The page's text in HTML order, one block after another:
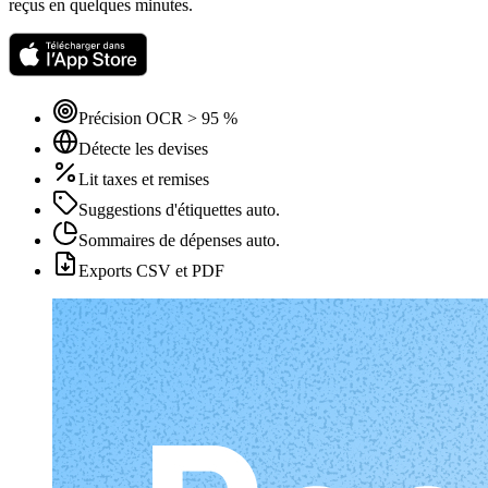
reçus en quelques minutes.
Précision OCR > 95 %
Détecte les devises
Lit taxes et remises
Suggestions d'étiquettes auto.
Sommaires de dépenses auto.
Exports CSV et PDF